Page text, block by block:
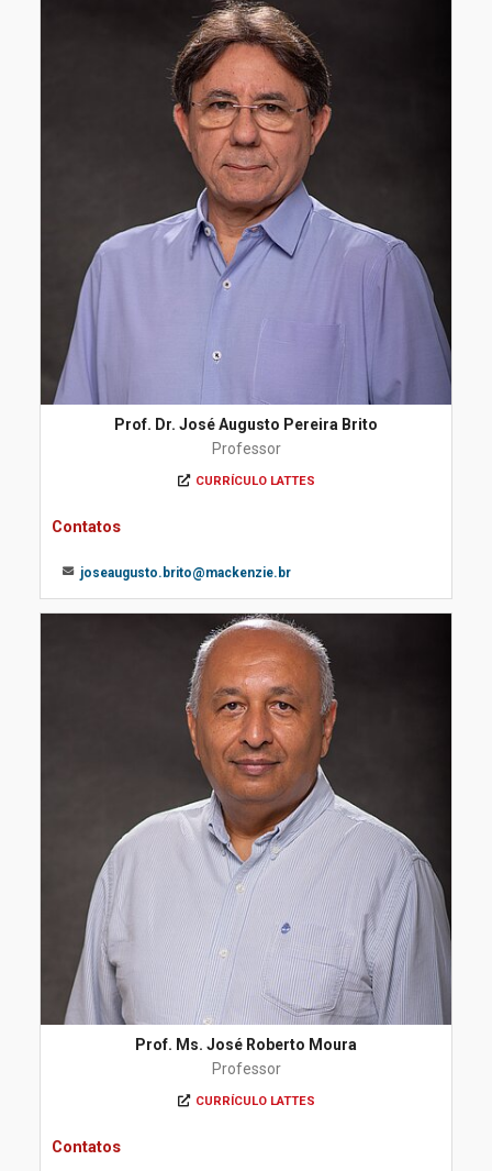
Prof. Dr. José Augusto Pereira Brito
Professor
CURRÍCULO LATTES
Contatos
joseaugusto.brito@mackenzie.br
Prof. Ms. José Roberto Moura
Professor
CURRÍCULO LATTES
Contatos